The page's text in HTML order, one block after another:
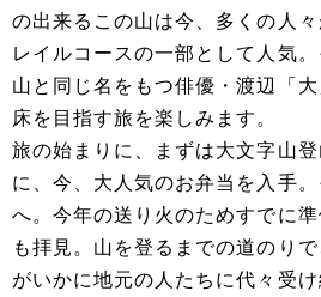
の出来るこの山は今、多くの人
レイルコースの一部として人気
山と同じ名をもつ俳優・渡辺「
床を目指す旅を楽しみます。
旅の始まりに、まずは大文字山
に、今、大人気のお弁当を入手
へ。今年の送り火のためすでに
も拝見。山を登るまでの道のり
がいかに地元の人たちに代々受